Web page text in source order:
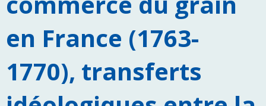
en France (1763-
1770), transferts